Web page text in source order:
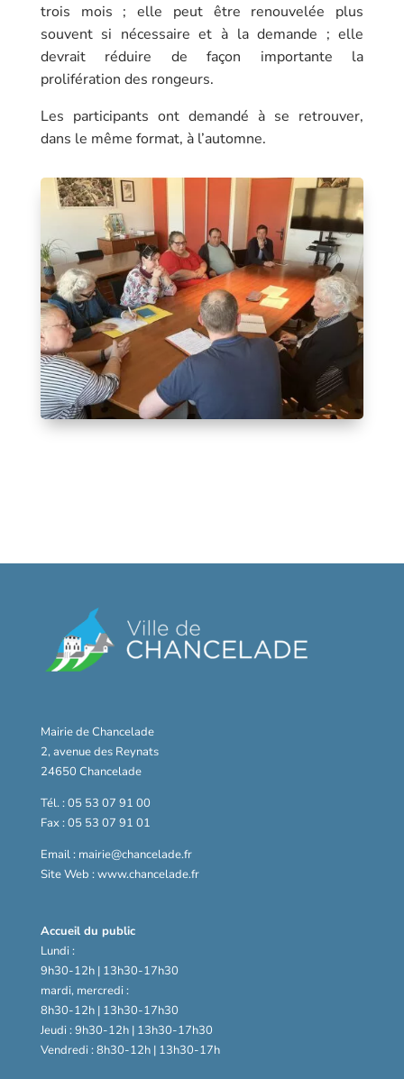
trois mois ; elle peut être renouvelée plus
souvent si nécessaire et à la demande ; elle
devrait réduire de façon importante la
prolifération des rongeurs.
Les participants ont demandé à se retrouver,
dans le même format, à l’automne.
Mairie de Chancelade
2, avenue des Reynats
24650 Chancelade
Tél. : 05 53 07 91 00
Fax : 05 53 07 91 01
Email : mairie@chancelade.fr
Site Web : www.chancelade.fr
Accueil du public
Lundi :
9h30-12h | 13h30-17h30
mardi, mercredi :
8h30-12h | 13h30-17h30
Jeudi : 9h30-12h | 13h30-17h30
Vendredi : 8h30-12h | 13h30-17h